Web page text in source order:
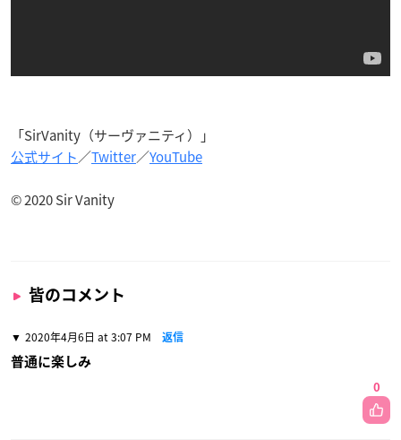
「SirVanity（サーヴァニティ）」
公式サイト／Twitter／YouTube
©︎ 2020 Sir Vanity
皆のコメント
2020年4月6日 at 3:07 PM 返信
普通に楽しみ
0